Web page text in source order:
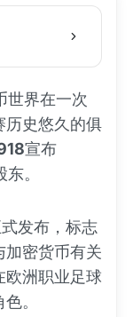
世界在一次
历史悠久的俱
宣布
。
发布，标志
加密货币有关
欧洲职业足球
。